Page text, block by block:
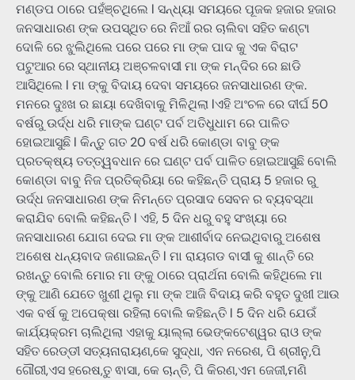
ମଣ୍ଡପ ଠାରେ ପହଁଞ୍ଚଥିଲେ l ସନ୍ଧ୍ୟା ସମୟରେ ପୂଜକ ହଜାର ହଜାର
ଜନସାଧାରଣ ଙ୍କ ଉପସ୍ଥିତ ରେ ନିଆଁ ରର ଚାଲିବା ସହିତ କଣ୍ଟା
ଦୋଳି ରେ ଝୁଲିଥିଲେ ପରେ ପରେ ମା ଙ୍କ ପାଦ କୁ ଏକ ବିରାଟ
ପଟୁଆର ରେ ସ୍ଥାନୀୟ ଅଞ୍ଚଳବାସୀ ମା ଙ୍କ ମନ୍ଦିର ରେ ଛାଡି
ଆସିଥିଲେ l ମା ଙ୍କୁ ବିଦାୟ ଦେବା ସମୟରେ ଜନସାଧାରଣ ଙ୍କ.
ମନରେ ଦୁଃଖ ର ଛାୟା ଦେଖିବାକୁ ମିଳିଥିଲା lଏହି ଅଂଚଳ ରେ ଦୀର୍ଘ 50
ବର୍ଷରୁ ଉର୍ଦ୍ଧ ଧରି ମାଙ୍କ ଘଣ୍ଟ ପର୍ବ ଅତିଧୁଧାମ ରେ ପାଳିତ
ହୋଇଆସୁଛି l କିନ୍ତୁ ଗତ 20 ବର୍ଷ ଧରି କୋଣ୍ଡା ବାବୁ ଙ୍କ
ପ୍ରତକ୍ଷ୍ୟ ତତ୍ତ୍ୱବଧାନ ରେ ଘଣ୍ଟ ପର୍ବ ପାଳିତ ହୋଇଆସୁଛି ବୋଲି
କୋଣ୍ଡା ବାବୁ ନିଜ ପ୍ରତିକ୍ରିୟା ରେ କହିଛନ୍ତି ପ୍ରାୟ 5 ହଜାର ରୁ
ଉର୍ଦ୍ଧ ଜନସାଧାରଣ ଙ୍କ ନିମନ୍ତେ ପ୍ରସାଦ ସେବନ ର ବ୍ୟବସ୍ଥା
କରାଯିବ ବୋଲି କହିଛନ୍ତି l ଏହି, 5 ଦିନ ଧରୁ ବହୁ ସଂଖ୍ୟା ରେ
ଜନସାଧାରଣ ଯୋଗ ଦେଇ ମା ଙ୍କ ଆଶୀର୍ବାଦ ନେଇଥିବାରୁ ଅଶେଷ
ଅଶେଷ ଧନ୍ୟବାଦ ଜଣାଇଛନ୍ତି l ମା ରାୟଗଡ ବାସୀ କୁ ଶାନ୍ତି ରେ
ରଖନ୍ତୁ ବୋଲି ମୋର ମା ଙ୍କୁ ଠାରେ ପ୍ରାର୍ଥନା ବୋଲି କହିଥିଲେ ମା
ଙ୍କୁ ଆଣି ଯେତେ ଖୁଶୀ ଥିଲୁ ମା ଙ୍କ ଆଜି ବିଦାୟ କରି ବହୁତ ଦୁଖୀ ଆଉ
ଏକ ବର୍ଷ କୁ ଅପେକ୍ଷା ରହିଲା ବୋଲି କହିଛନ୍ତି l 5 ଦିନ ଧରି ଯେଉଁ
କାର୍ଯ୍ୟକ୍ରମ ଚାଲିଥିଲା ଏହାକୁ ୟାଲ୍ଲା ଭେଙ୍କଟେଶ୍ୱର ରାଓ ଙ୍କ
ସହିତ ରେଡ୍ଡୀ ସତ୍ୟନାରାୟଣ,କେ ସୁଦ୍ଧା, ଏନ ନରେଶ, ପି ଶ୍ରୀନୁ,ପି
ଗୌରୀ,ଏସ ହରେଷ,ତୁ ଵାସା, କେ ଚାନ୍ତି, ପି କିରଣ,ଏମ ଜେଜୀ,ମଣି